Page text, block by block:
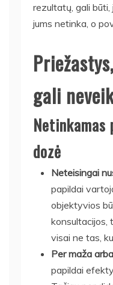
rezultatų, gali
jums netinka, o
gali
dozė
Neteisingai
papildai
objektyvios
konsultacijos,
visai ne tas,
Per maža
papildai